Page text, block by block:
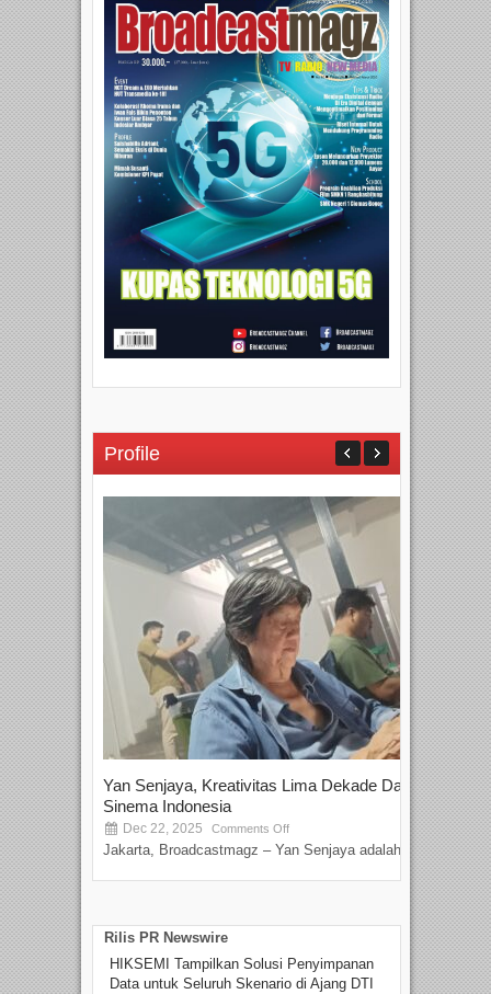
Profile
Yan Senjaya, Kreativitas Lima Dekade Dalam
Sinema Indonesia
Dec 22, 2025 Comments Off
Jakarta, Broadcastmagz – Yan Senjaya adalah...
Rilis PR Newswire
HIKSEMI Tampilkan Solusi Penyimpanan
Data untuk Seluruh Skenario di Ajang DTI